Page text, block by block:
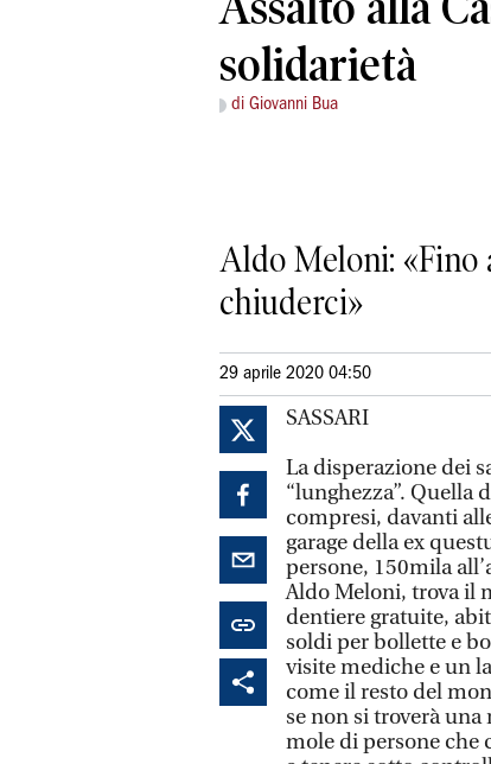
solidarietà
di Giovanni Bua
Aldo Meloni: «Fino
chiuderci»
29 aprile 2020 04:50
SASSARI
La disperazione dei
“lunghezza”. Quella
compresi, davanti
garage della ex
persone, 150mila
Aldo Meloni, trova il
dentiere gratuite,
soldi per bollette e
visite mediche e un
come il resto del
se non si troverà
mole di persone che